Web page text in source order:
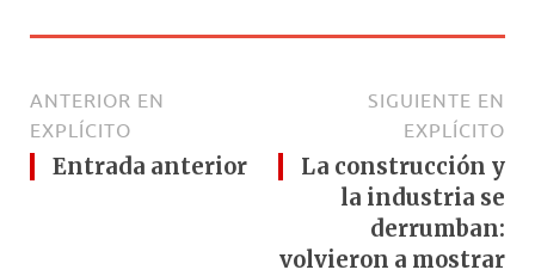
ANTERIOR EN
EXPLÍCITO
Entrada anterior
SIGUIENTE EN
EXPLÍCITO
La construcción y
la industria se
derrumban:
volvieron a mostrar